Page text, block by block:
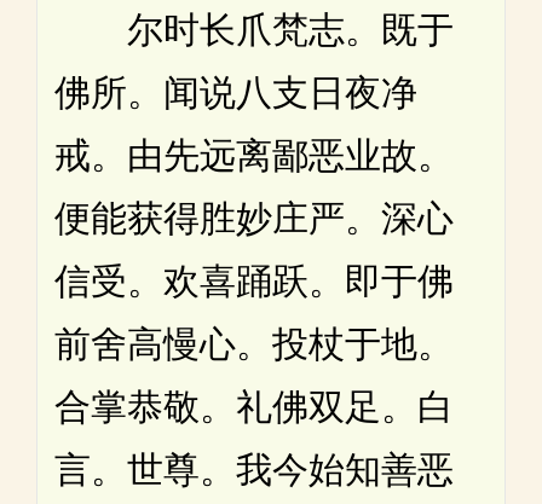
尔时长爪梵志。既于
佛所。闻说八支日夜净
戒。由先远离鄙恶业故。
便能获得胜妙庄严。深心
信受。欢喜踊跃。即于佛
前舍高慢心。投杖于地。
合掌恭敬。礼佛双足。白
言。世尊。我今始知善恶